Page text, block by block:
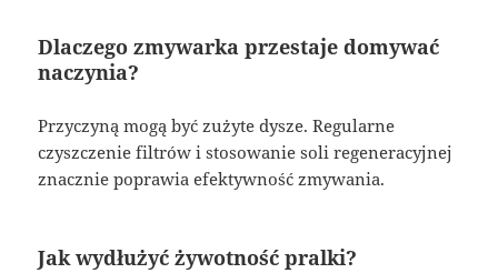
Dlaczego zmywarka przestaje domywać
naczynia?
Przyczyną mogą być zużyte dysze. Regularne
czyszczenie filtrów i stosowanie soli regeneracyjnej
znacznie poprawia efektywność zmywania.
Jak wydłużyć żywotność pralki?